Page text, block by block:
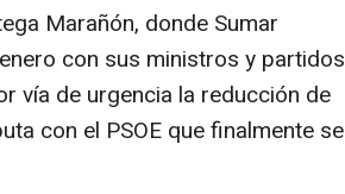
Marañón, donde Sumar
con sus ministros y partidos
vía de urgencia la reducción de
con el PSOE que finalmente se